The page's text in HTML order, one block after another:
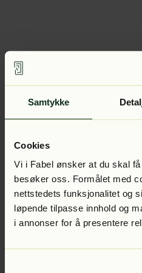
Samtykke
Cookies
Vi i Fabel ønsker at du skal
besøker oss. Formålet med
nettstedets funksjonalitet og
løpende tilpasse innhold og
i annonser for å presentere